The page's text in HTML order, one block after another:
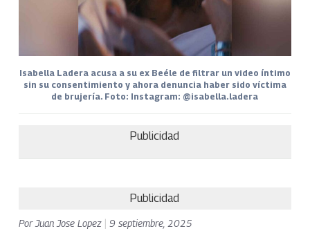
Isabella Ladera acusa a su ex Beéle de filtrar un video íntimo
sin su consentimiento y ahora denuncia haber sido víctima
de brujería. Foto: Instagram: @isabella.ladera
Publicidad
Publicidad
Por Juan Jose Lopez 9 septiembre, 2025